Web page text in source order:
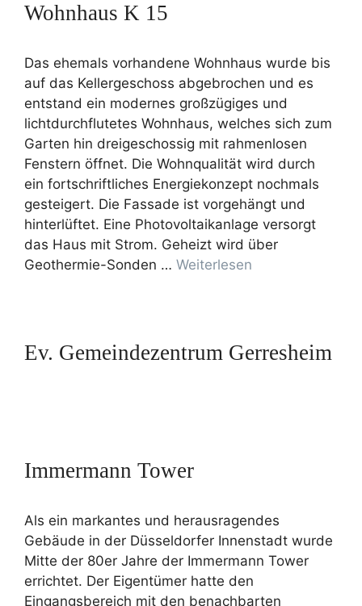
Wohnhaus K 15
Das ehemals vorhandene Wohnhaus wurde bis
auf das Kellergeschoss abgebrochen und es
entstand ein modernes großzügiges und
lichtdurchflutetes Wohnhaus, welches sich zum
Garten hin dreigeschossig mit rahmenlosen
Fenstern öffnet. Die Wohnqualität wird durch
ein fortschriftliches Energiekonzept nochmals
gesteigert. Die Fassade ist vorgehängt und
hinterlüftet. Eine Photovoltaikanlage versorgt
das Haus mit Strom. Geheizt wird über
Geothermie-Sonden … Weiterlesen
Ev. Gemeindezentrum Gerresheim
Immermann Tower
Als ein markantes und herausragendes
Gebäude in der Düsseldorfer Innenstadt wurde
Mitte der 80er Jahre der Immermann Tower
errichtet. Der Eigentümer hatte den
Eingangsbereich mit den benachbarten